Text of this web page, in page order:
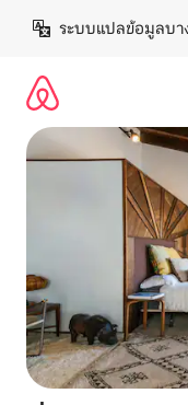
เนื้อหา
ระบบแปลข้อมูลบา